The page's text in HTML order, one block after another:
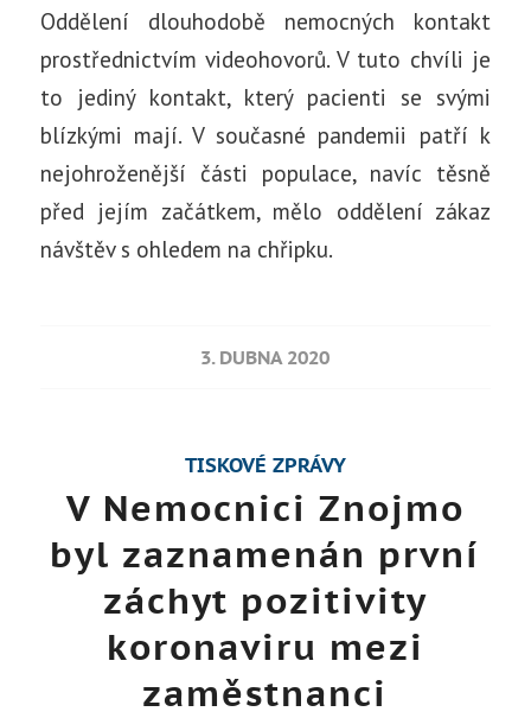
Oddělení dlouhodobě nemocných kontakt
prostřednictvím videohovorů. V tuto chvíli je
to jediný kontakt, který pacienti se svými
blízkými mají. V současné pandemii patří k
nejohroženější části populace, navíc těsně
před jejím začátkem, mělo oddělení zákaz
návštěv s ohledem na chřipku.
3. DUBNA 2020
TISKOVÉ ZPRÁVY
V Nemocnici Znojmo
byl zaznamenán první
záchyt pozitivity
koronaviru mezi
zaměstnanci